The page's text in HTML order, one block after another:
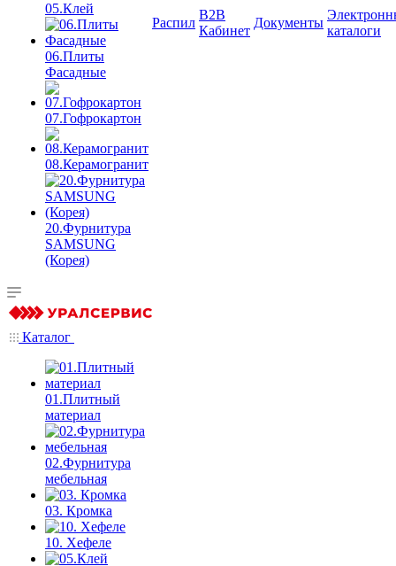
05.Клей
06.Плиты
Фасадные
07.Гофрокартон
08.Керамогранит
20.Фурнитура
SAMSUNG
(Корея)
Распил
B2B
Кабинет
Документы
каталоги
Каталог
01.Плитный
материал
02.Фурнитура
мебельная
03. Кромка
10. Хефеле